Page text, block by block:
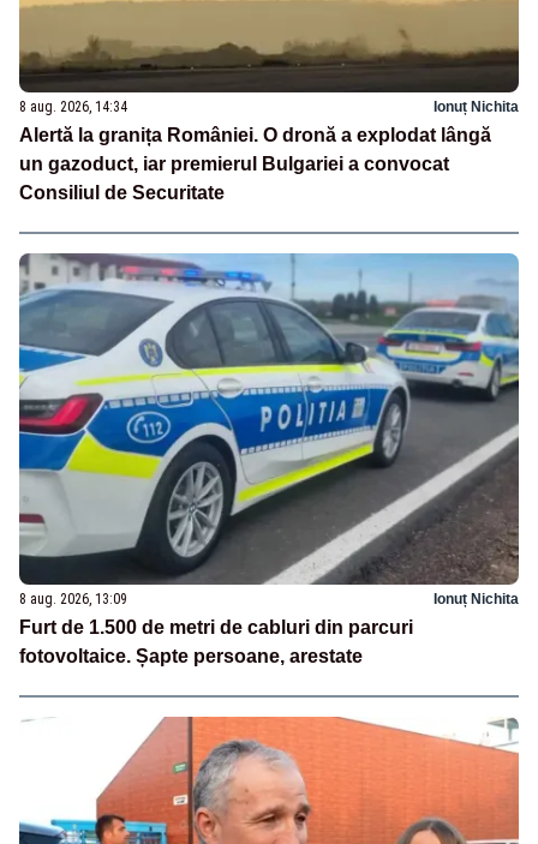
8 aug. 2026, 14:34 Ionuț Nichita
Alertă la granița României. O dronă a explodat lângă
un gazoduct, iar premierul Bulgariei a convocat
Consiliul de Securitate
8 aug. 2026, 13:09 Ionuț Nichita
Furt de 1.500 de metri de cabluri din parcuri
fotovoltaice. Șapte persoane, arestate